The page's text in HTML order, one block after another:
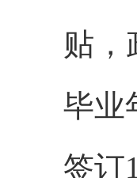
贴，
毕业
签订